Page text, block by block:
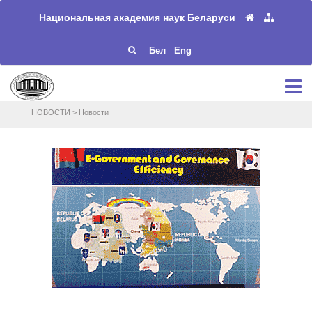
Национальная академия наук Беларуси
Бел Eng
НОВОСТИ > Новости